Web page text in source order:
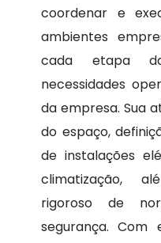
coordenar e
ambientes
cada etapa
necessidades
da empresa. Sua
do espaço,
de instalações
climatização,
rigoroso de
segurança. Com